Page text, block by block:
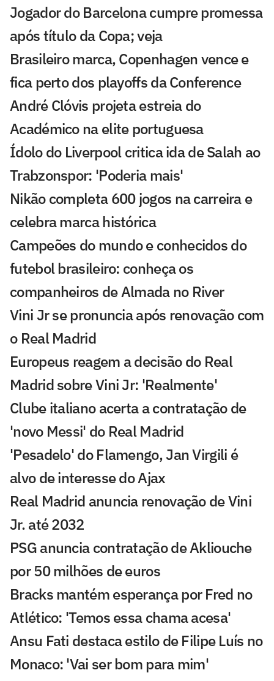
Jogador do Barcelona cumpre promessa
após título da Copa; veja
Brasileiro marca, Copenhagen vence e
fica perto dos playoffs da Conference
André Clóvis projeta estreia do
Académico na elite portuguesa
Ídolo do Liverpool critica ida de Salah ao
Trabzonspor: 'Poderia mais'
Nikão completa 600 jogos na carreira e
celebra marca histórica
Campeões do mundo e conhecidos do
futebol brasileiro: conheça os
companheiros de Almada no River
Vini Jr se pronuncia após renovação com
o Real Madrid
Europeus reagem a decisão do Real
Madrid sobre Vini Jr: 'Realmente'
Clube italiano acerta a contratação de
'novo Messi' do Real Madrid
'Pesadelo' do Flamengo, Jan Virgili é
alvo de interesse do Ajax
Real Madrid anuncia renovação de Vini
Jr. até 2032
PSG anuncia contratação de Akliouche
por 50 milhões de euros
Bracks mantém esperança por Fred no
Atlético: 'Temos essa chama acesa'
Ansu Fati destaca estilo de Filipe Luís no
Monaco: 'Vai ser bom para mim'